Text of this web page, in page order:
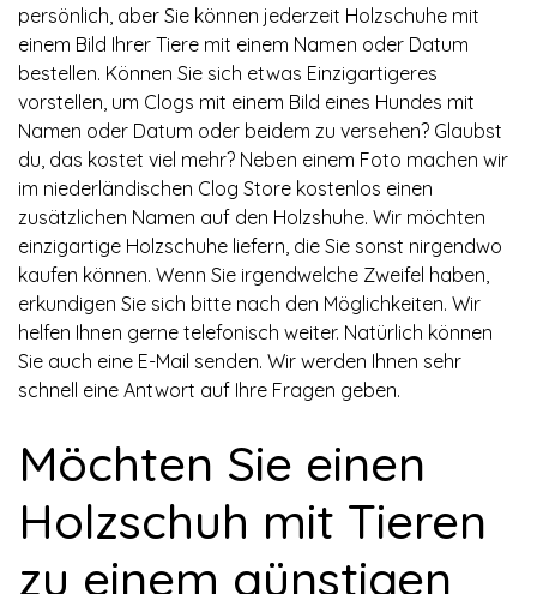
persönlich, aber Sie können jederzeit Holzschuhe mit
einem Bild Ihrer Tiere mit einem Namen oder Datum
bestellen. Können Sie sich etwas Einzigartigeres
vorstellen, um Clogs mit einem Bild eines Hundes mit
Namen oder Datum oder beidem zu versehen? Glaubst
du, das kostet viel mehr? Neben einem Foto machen wir
im niederländischen Clog Store kostenlos einen
zusätzlichen Namen auf den Holzshuhe. Wir möchten
einzigartige Holzschuhe liefern, die Sie sonst nirgendwo
kaufen können. Wenn Sie irgendwelche Zweifel haben,
erkundigen Sie sich bitte nach den Möglichkeiten. Wir
helfen Ihnen gerne telefonisch weiter. Natürlich können
Sie auch eine E-Mail senden. Wir werden Ihnen sehr
schnell eine Antwort auf Ihre Fragen geben.
Möchten Sie einen
Holzschuh mit Tieren
zu einem günstigen